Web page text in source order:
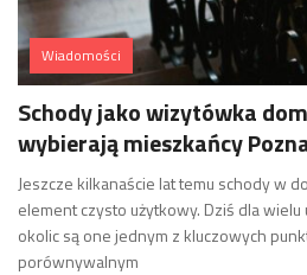
Wiadomości
Schody jako wizytówka
wybierają mieszkańcy
Jeszcze kilkanaście lat temu schody w
element czysto użytkowy. Dziś dla
okolic są one jednym z kluczowych
porównywalnym